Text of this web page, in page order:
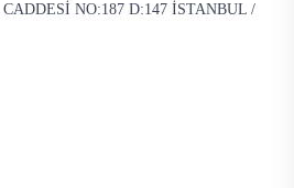
NO:187 D:147 İSTANBUL /